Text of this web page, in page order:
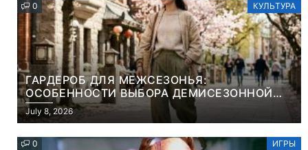
0 КУЛЬТУРА
ГАРДЕРОБ ДЛЯ МЕЖСЕЗОНЬЯ:
ОСОБЕННОСТИ ВЫБОРА ДЕМИСЕЗОННОЙ
ПАРКИ И ЭЛЕГАНТНОГО ЖЕНСКОГО ПЛАЩА
July 8, 2026
0 ИГРЫ